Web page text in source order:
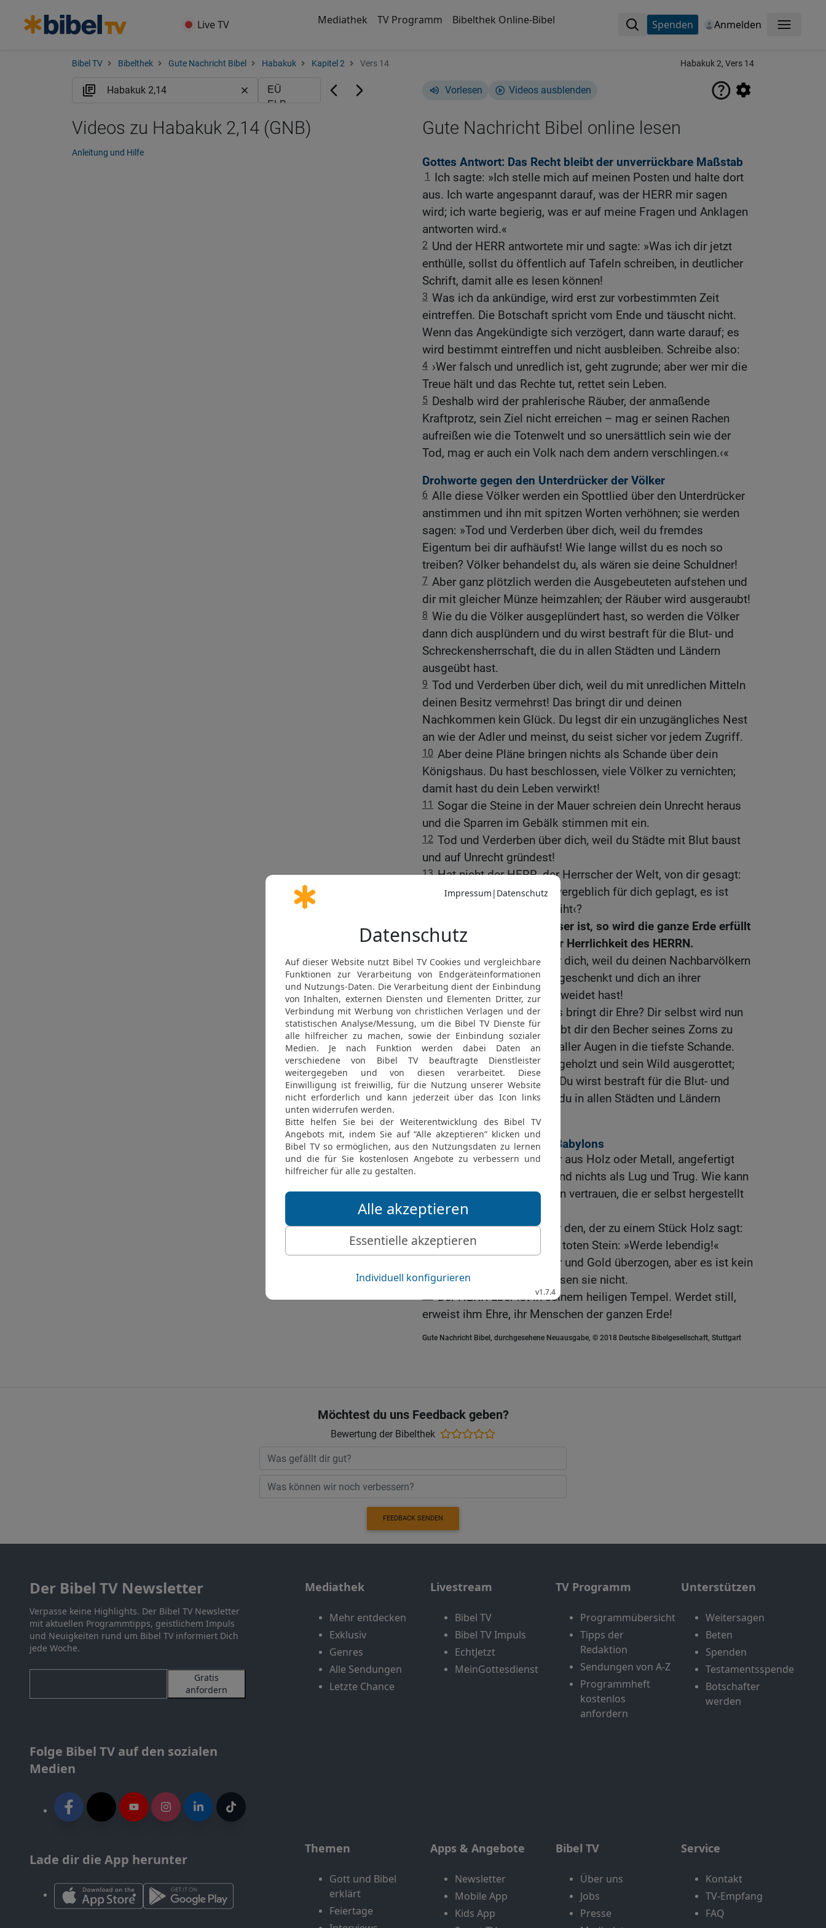
Live TV Mediathek TV Programm Bibelthek Online-Bibel Spenden Anmelden Menü
Bibel TV Bibelthek Gute Nachricht Bibel Habakuk Kapitel 2 Vers 14 Habakuk 2, Vers 14
Vorlesen Videos ausblenden
Gute Nachricht Bibel online lesen
Gottes Antwort: Das Recht bleibt der unverrückbare Maßstab
1
Ich sagte: »Ich stelle mich auf meinen Posten und halte dort
aus. Ich warte angespannt darauf, was der HERR mir sagen
wird; ich warte begierig, was er auf meine Fragen und Anklagen
antworten wird.«
2 Und der HERR antwortete mir und sagte: »Was ich dir jetzt
enthülle, sollst du öffentlich auf Tafeln schreiben, in deutlicher
Schrift, damit alle es lesen können!
3 Was ich da ankündige, wird erst zur vorbestimmten Zeit
eintreffen. Die Botschaft spricht vom Ende und täuscht nicht.
Wenn das Angekündigte sich verzögert, dann warte darauf; es
wird bestimmt eintreffen und nicht ausbleiben. Schreibe also:
4 ›Wer falsch und unredlich ist, geht zugrunde; aber wer mir die
Treue hält und das Rechte tut, rettet sein Leben.
5 Deshalb wird der prahlerische Räuber, der anmaßende
Kraftprotz, sein Ziel nicht erreichen – mag er seinen Rachen
aufreißen wie die Totenwelt und so unersättlich sein wie der
Tod, mag er auch ein Volk nach dem andern verschlingen.‹«
Drohworte gegen den Unterdrücker der Völker
6 Alle diese Völker werden ein Spottlied über den Unterdrücker
anstimmen und ihn mit spitzen Worten verhöhnen; sie werden
sagen: »Tod und Verderben über dich, weil du fremdes
Eigentum bei dir aufhäufst! Wie lange willst du es noch so
treiben? Völker behandelst du, als wären sie deine Schuldner!
7 Aber ganz plötzlich werden die Ausgebeuteten aufstehen und
dir mit gleicher Münze heimzahlen; der Räuber wird ausgeraubt!
8 Wie du die Völker ausgeplündert hast, so werden die Völker
dann dich ausplündern und du wirst bestraft für die Blut- und
Schreckensherrschaft, die du in allen Städten und Ländern
ausgeübt hast.
9 Tod und Verderben über dich, weil du mit unredlichen Mitteln
deinen Besitz vermehrst! Das bringt dir und deinen
Nachkommen kein Glück. Du legst dir ein unzugängliches Nest
an wie der Adler und meinst, du seist sicher vor jedem Zugriff.
10 Aber deine Pläne bringen nichts als Schande über dein
Königshaus. Du hast beschlossen, viele Völker zu vernichten;
damit hast du dein Leben verwirkt!
11
Sogar die Steine in der Mauer schreien dein Unrecht heraus
und die Sparren im Gebälk stimmen mit ein.
12 Tod und Verderben über dich, weil du Städte mit Blut baust
und auf Unrecht gründest!
13 Hat nicht der HERR, der Herrscher der Welt, von dir gesagt:
›Ganze Völker haben sich vergeblich für dich geplagt, es ist
alles dem Untergang geweiht‹?
14
Wie das Meer voll Wasser ist, so wird die ganze Erde erfüllt
werden von Erkenntnis der Herrlichkeit des HERRN.
15 Tod und Verderben über dich, weil du deinen Nachbarvölkern
den Wein deines Zorns eingeschenkt und dich an ihrer
Ohnmacht und Schande geweidet hast!
16 Meinst du vielleicht, das bringt dir Ehre? Dir selbst wird nun
eingeschenkt: Der HERR gibt dir den Becher seines Zorns zu
trinken und stürzt dich vor aller Augen in die tiefste Schande.
17 Du hast den Libanon abgeholzt und sein Wild ausgerottet;
das musst du jetzt büßen. Du wirst bestraft für die Blut- und
Schreckensherrschaft, die du in allen Städten und Ländern
ausgeübt hast.«
Die Ohnmacht der Götter Babylons
18 Was nützen Götterbilder aus Holz oder Metall, angefertigt
von Menschenhand? Sie sind nichts als Lug und Trug. Wie kann
jemand auf stumme Götzen vertrauen, die er selbst hergestellt
hat?
19 Tod und Verderben über den, der zu einem Stück Holz sagt:
»Wach auf!«, und zu einem toten Stein: »Werde lebendig!«
Prächtig sind sie mit Silber und Gold überzogen, aber es ist kein
Leben in ihnen und Rat wissen sie nicht.
Der HERR aber ist in seinem heiligen Tempel. Werdet still,
erweist ihm Ehre, ihr Menschen der ganzen Erde!
Gute Nachricht Bibel, durchgesehene Neuausgabe, © 2018 Deutsche Bibelgesellschaft, Stuttgart
Videos zu Habakuk 2,14 (GNB)
Anleitung und Hilfe
Möchtest du uns Feedback geben?
Bewertung der Bibelthek
FEEDBACK SENDEN
Der Bibel TV Newsletter
Verpasse keine Highlights. Der Bibel TV Newsletter
mit aktuellen Programmtipps, geistlichem Impuls
und Neuigkeiten rund um Bibel TV informiert Dich
jede Woche.
Gratis
anfordern
Folge Bibel TV auf den sozialen
Medien
Lade dir die App herunter
Mediathek
Mehr entdecken
Exklusiv
Genres
Alle Sendungen
Letzte Chance
Livestream
Bibel TV
Bibel TV Impuls
EchtJetzt
MeinGottesdienst
TV Programm
Programmübersicht
Tipps der
Redaktion
Sendungen von A-Z
Programmheft
kostenlos
anfordern
Unterstützen
Weitersagen
Beten
Spenden
Testamentsspende
Botschafter
werden
Themen
Gott und Bibel
erklärt
Feiertage
Apps & Angebote
Newsletter
Mobile App
Kids App
Bibel TV
Über uns
Jobs
Presse
Service
Kontakt
TV-Empfang
FAQ